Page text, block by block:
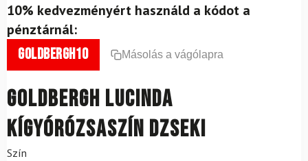
10% kedvezményért használd a kódot a
pénztárnál:
goldbergh10 Másolás a vágólapra
GOLDBERGH Lucinda
kígyórózsaszín dzseki
Szín